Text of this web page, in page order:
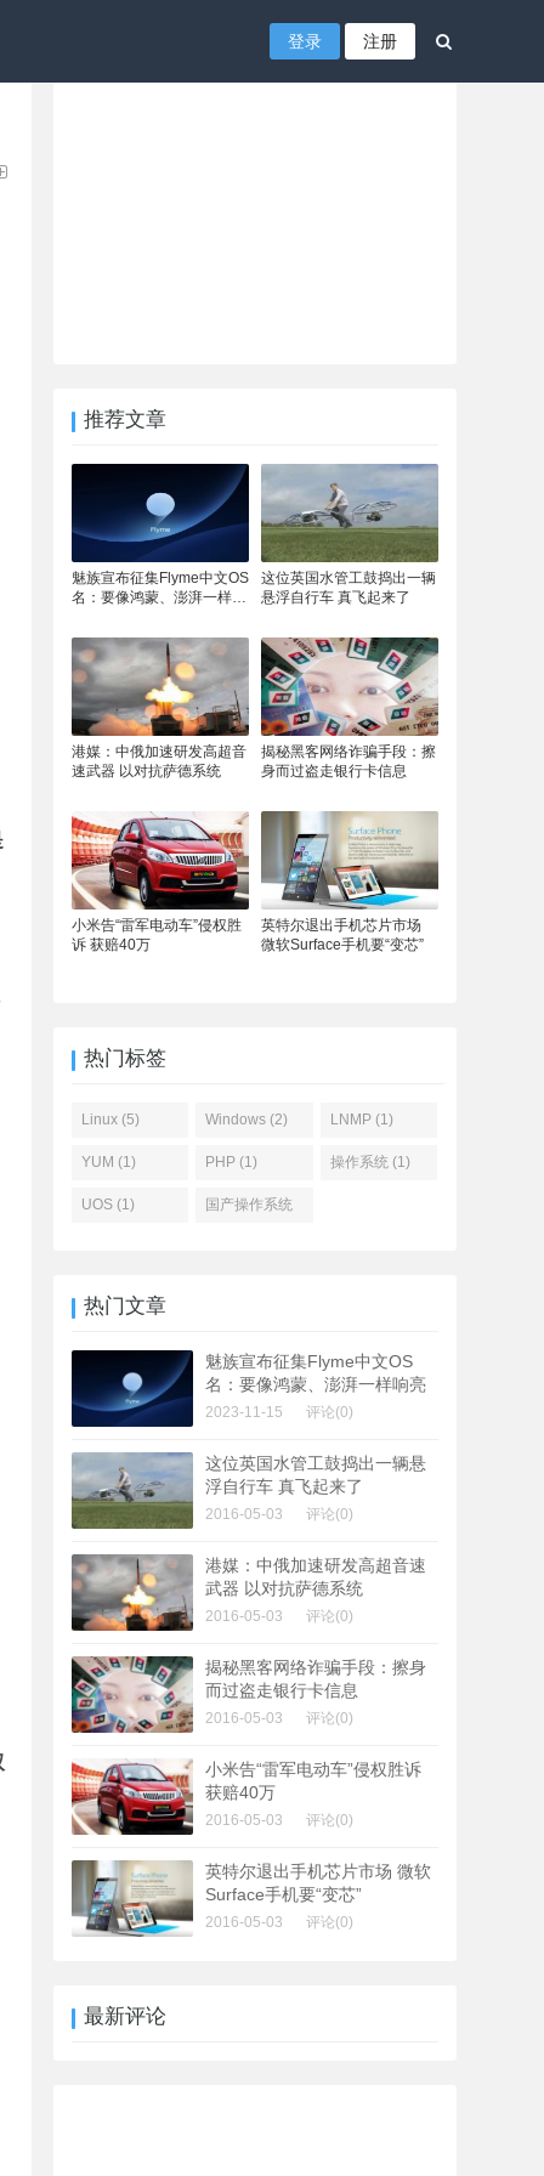
登录 注册
推荐文章
魅族宣布征集Flyme中文OS
名：要像鸿蒙、澎湃一样响
这位英国水管工鼓捣出一辆
悬浮自行车 真飞起来了
港媒：中俄加速研发高超音
速武器 以对抗萨德系统
揭秘黑客网络诈骗手段：擦
身而过盗走银行卡信息
小米告“雷军电动车”侵权胜
诉 获赔40万
英特尔退出手机芯片市场
微软Surface手机要“变芯”
热门标签
Linux (5) Windows (2) LNMP (1)
YUM (1) PHP (1) 操作系统 (1)
UOS (1) 国产操作系统
热门文章
魅族宣布征集Flyme中文OS
名：要像鸿蒙、澎湃一样响亮
2023-11-15 评论(0)
这位英国水管工鼓捣出一辆悬
浮自行车 真飞起来了
2016-05-03 评论(0)
港媒：中俄加速研发高超音速
武器 以对抗萨德系统
2016-05-03 评论(0)
揭秘黑客网络诈骗手段：擦身
而过盗走银行卡信息
2016-05-03 评论(0)
小米告“雷军电动车”侵权胜诉
获赔40万
2016-05-03 评论(0)
英特尔退出手机芯片市场 微软
Surface手机要“变芯”
2016-05-03 评论(0)
最新评论